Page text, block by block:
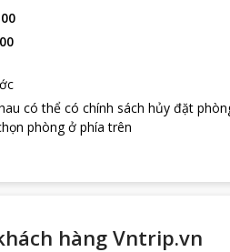
có thể có chính sách hủy đặt
phòng ở phía trên
hàng Vntrip.vn